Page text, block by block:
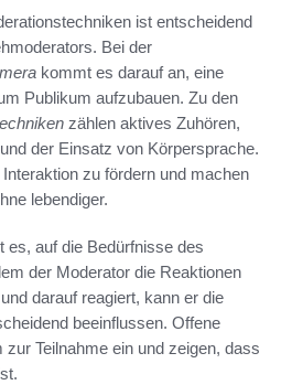
ist entscheidend
Bei der
kommt es darauf an, eine
Publikum aufzubauen. Zu den
zählen aktives Zuhören,
der Einsatz von Körpersprache.
zu fördern und machen
lebendiger.
es, auf die Bedürfnisse des
der Moderator die Reaktionen
darauf reagiert, kann er die
beeinflussen. Offene
Teilnahme ein und zeigen, dass